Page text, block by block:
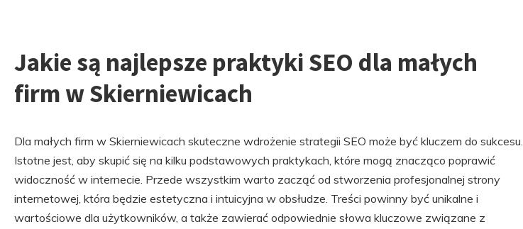
Jakie są najlepsze praktyki SEO dla małych
firm w Skierniewicach
Dla małych firm w Skierniewicach skuteczne wdrożenie strategii SEO może być kluczem do sukcesu.
Istotne jest, aby skupić się na kilku podstawowych praktykach, które mogą znacząco poprawić
widoczność w internecie. Przede wszystkim warto zacząć od stworzenia profesjonalnej strony
internetowej, która będzie estetyczna i intuicyjna w obsłudze. Treści powinny być unikalne i
wartościowe dla użytkowników, a także zawierać odpowiednie słowa kluczowe związane z